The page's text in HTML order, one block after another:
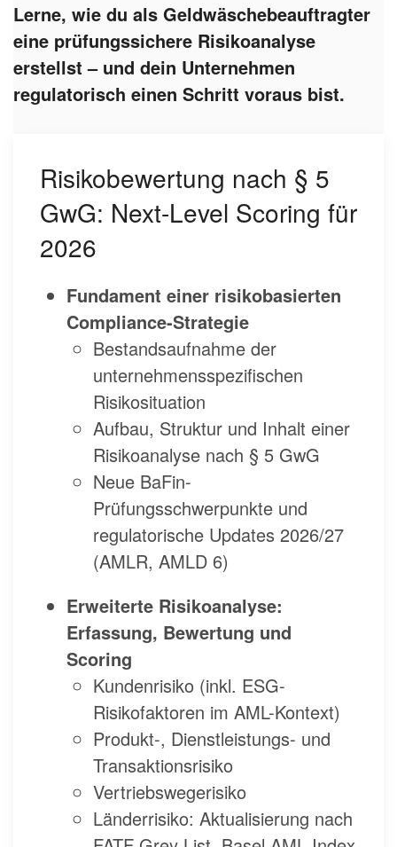
Lerne, wie du als Geldwäschebeauftragter
eine prüfungssichere Risikoanalyse
erstellst – und dein Unternehmen
regulatorisch einen Schritt voraus bist.
Risikobewertung nach § 5
GwG: Next-Level Scoring für
2026
Fundament einer risikobasierten
Compliance-Strategie
Bestandsaufnahme der
unternehmensspezifischen
Risikosituation
Aufbau, Struktur und Inhalt einer
Risikoanalyse nach § 5 GwG
Neue BaFin-
Prüfungsschwerpunkte und
regulatorische Updates 2026/27
(AMLR, AMLD 6)
Erweiterte Risikoanalyse:
Erfassung, Bewertung und
Scoring
Kundenrisiko (inkl. ESG-
Risikofaktoren im AML-Kontext)
Produkt-, Dienstleistungs- und
Transaktionsrisiko
Vertriebswegerisiko
Länderrisiko: Aktualisierung nach